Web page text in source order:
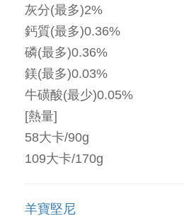
灰分(最多)2%
鈣質(最多)0.36%
磷(最多)0.36%
鎂(最多)0.03%
牛磺酸(最少)0.05%
[熱量]
58大卡/90g
109大卡/170g
羊寶堅尼